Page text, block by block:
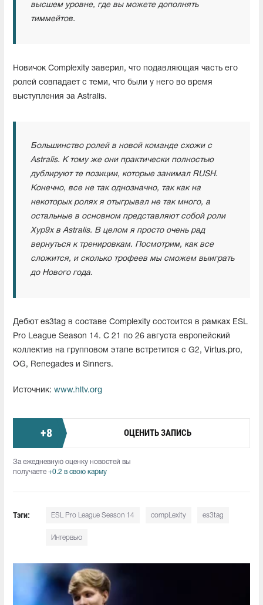
высшем уровне, где вы можете дополнять
тиммейтов.
Новичок Complexity заверил, что подавляющая часть его
ролей совпадает с теми, что были у него во время
выступления за Astralis.
Большинство ролей в новой команде схожи с
Astralis. К тому же они практически полностью
дублируют те позиции, которые занимал RUSH.
Конечно, все не так однозначно, так как на
некоторых ролях я отыгрывал не так много, а
остальные в основном представляют собой роли
Xyp9x в Astralis. В целом я просто очень рад
вернуться к тренировкам. Посмотрим, как все
сложится, и сколько трофеев мы сможем выиграть
до Нового года.
Дебют es3tag в составе Complexity состоится в рамках ESL
Pro League Season 14. С 21 по 26 августа европейский
коллектив на групповом этапе встретится с G2, Virtus.pro,
OG, Renegades и Sinners.
Источник: www.hltv.org
+8 ОЦЕНИТЬ ЗАПИСЬ
За ежедневную оценку новостей вы
получаете +0.2 в свою карму
Тэги: ESL Pro League Season 14 compLexity es3tag
Интервью